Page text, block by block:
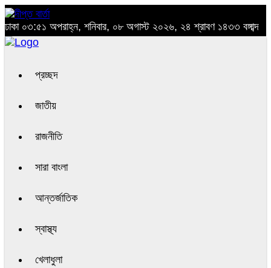
ঢাকা ০৩:৫১ অপরাহ্ন, শনিবার, ০৮ অগাস্ট ২০২৬, ২৪ শ্রাবণ ১৪৩৩ বঙ্গাব্দ
প্রচ্ছদ
জাতীয়
রাজনীতি
সারা বাংলা
আন্তর্জাতিক
স্বাস্থ্য
খেলাধুলা